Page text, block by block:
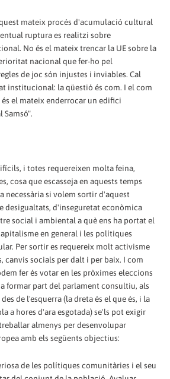
mateix procés d'acumulació cultural
ruptura es realitzi sobre
No és el mateix trencar la UE sobre la
nacional que fer-ho pel
de joc són injustes i inviables. Cal
institucional: la qüestió és com. I el com
el mateix enderrocar un edifici
Samsó".
i totes requereixen molta feina,
cosa que escasseja en aquests temps
necessària si volem sortir d'aquest
desigualtats, d'inseguretat econòmica
social i ambiental a què ens ha portat el
en general i les polítiques
Per sortir es requereix molt activisme
canvis socials per dalt i per baix. I com
fer és votar en les pròximes eleccions
formar part del parlament consultiu, als
de l'esquerra (la dreta és el que és, i la
a hores d'ara esgotada) se'ls pot exigir
almenys per desenvolupar
amb els següents objectius:
de les polítiques comunitàries i el seu